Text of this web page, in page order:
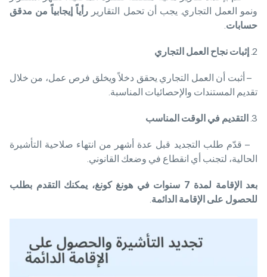
ونمو العمل التجاري. يجب أن تحمل التقارير رأياً إيجابياً من مدقق
حسابات.
2. إثبات نجاح العمل التجاري
– أثبت أن العمل التجاري يحقق دخلاً ويخلق فرص عمل، من خلال
تقديم المستندات والإحصائيات المناسبة.
3. التقديم في الوقت المناسب
– قدّم طلب التجديد قبل عدة أشهر من انتهاء صلاحية التأشيرة
الحالية، لتجنب أي انقطاع في وضعك القانوني.
بعد الإقامة لمدة
7 سنوات في هونغ كونغ، يمكنك التقدم بطلب
للحصول على الإقامة الدائمة.